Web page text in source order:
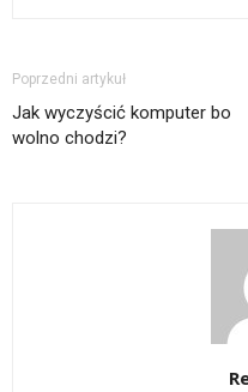
Poprzedni artykuł
Jak wyczyścić komputer bo
wolno chodzi?